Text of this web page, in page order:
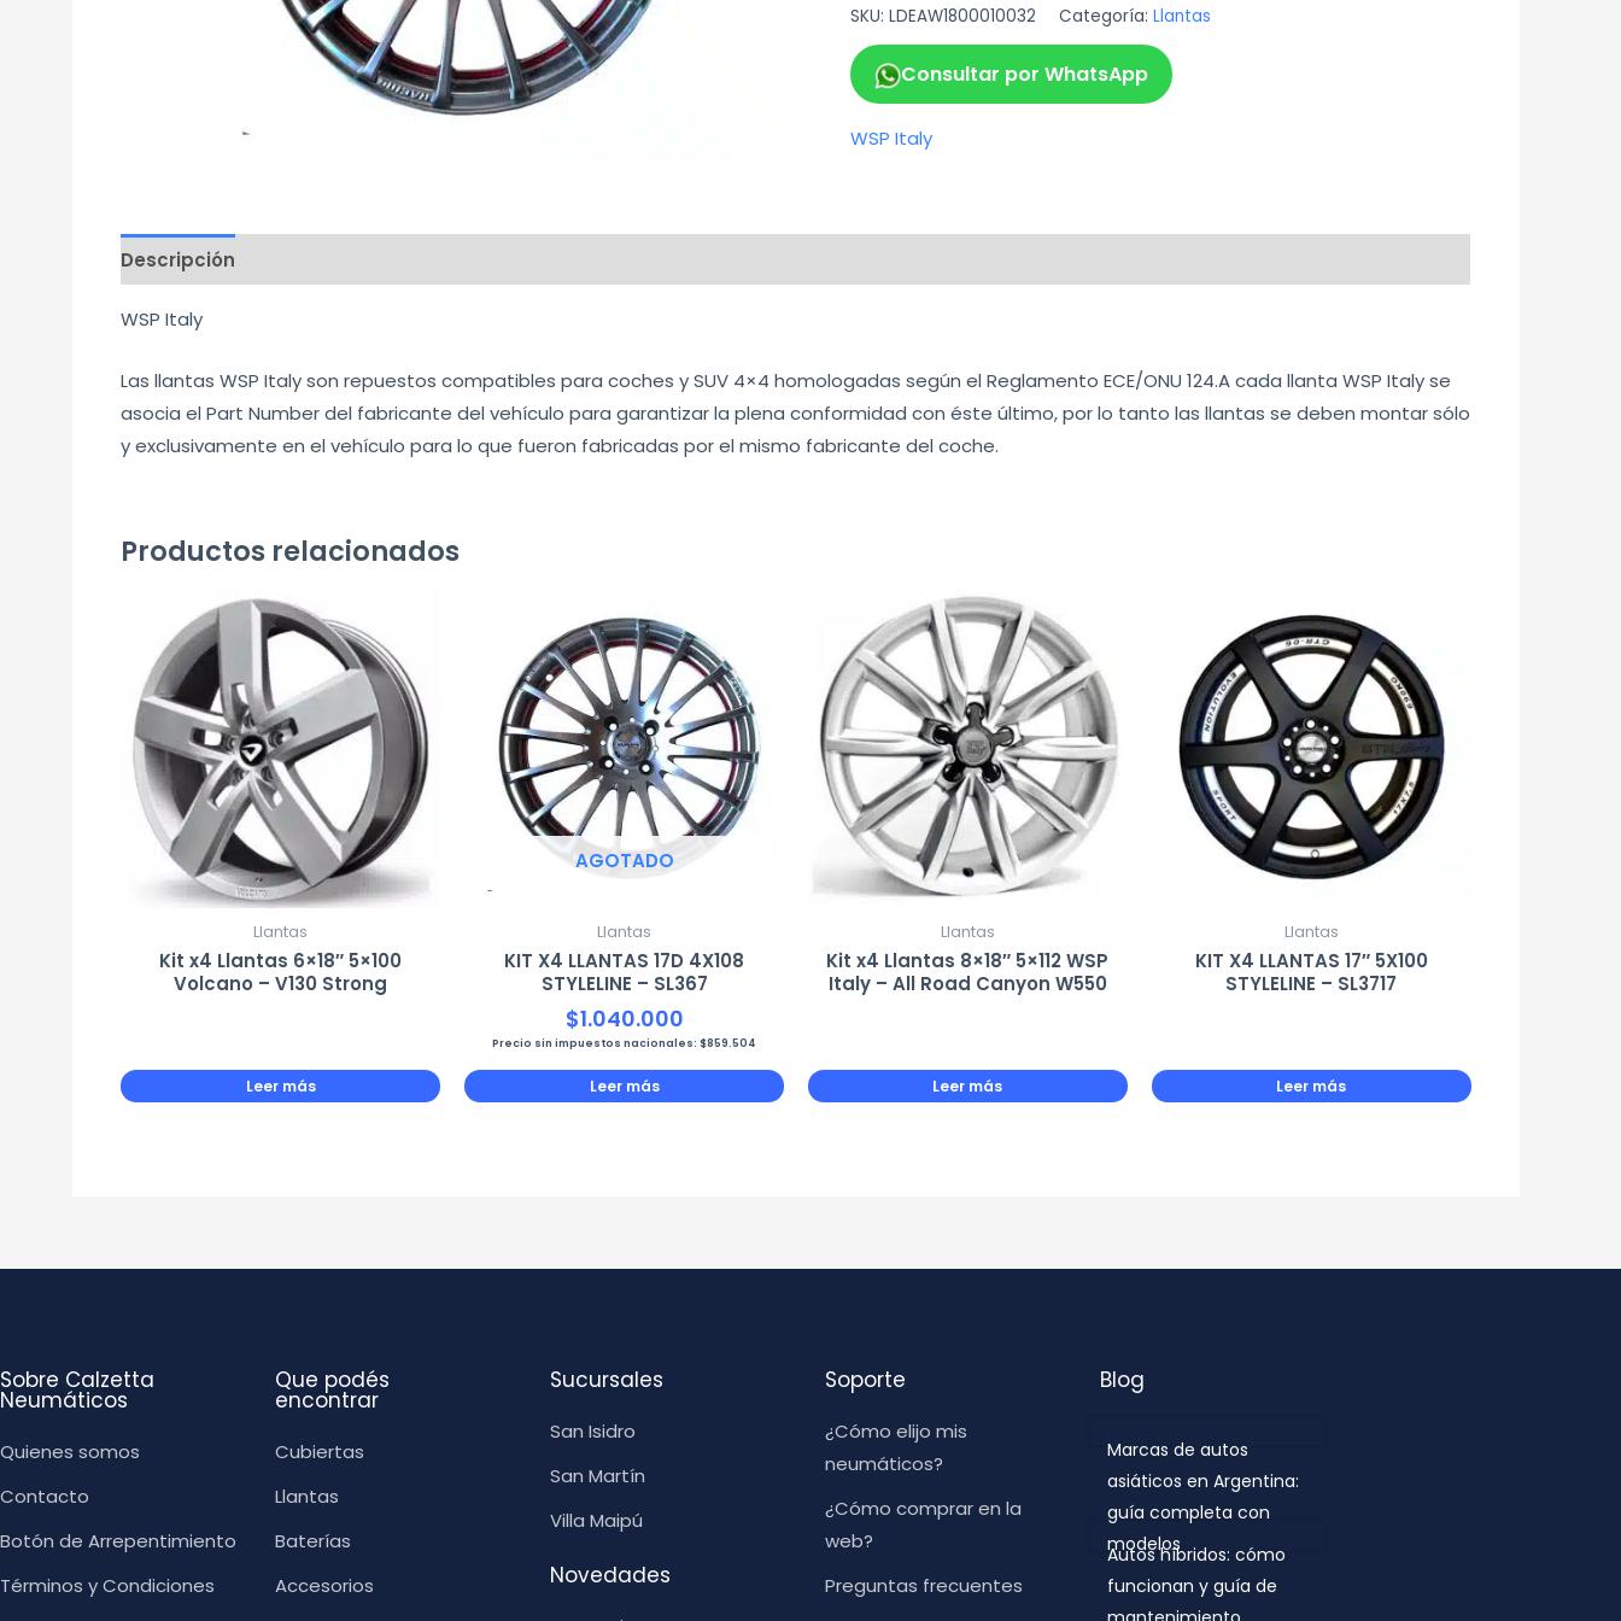
SKU: LDEAW1800010032 Categoría: Llantas
Consultar por WhatsApp
WSP Italy
Descripción
WSP Italy
Las llantas WSP Italy son repuestos compatibles para coches y SUV 4×4 homologadas según el Reglamento ECE/ONU 124.A cada llanta WSP Italy se
asocia el Part Number del fabricante del vehículo para garantizar la plena conformidad con éste último, por lo tanto las llantas se deben montar sólo
y exclusivamente en el vehículo para lo que fueron fabricadas por el mismo fabricante del coche.
Productos relacionados
Llantas
Kit x4 Llantas 6×18″ 5×100
Volcano – V130 Strong
Leer más
AGOTADO
Llantas
KIT X4 LLANTAS 17D 4X108
STYLELINE – SL367
$1.040.000
Precio sin impuestos nacionales: $859.504
Leer más
Llantas
Kit x4 Llantas 8×18″ 5×112 WSP
Italy – All Road Canyon W550
Leer más
Llantas
KIT X4 LLANTAS 17″ 5X100
STYLELINE – SL3717
Leer más
Sobre Calzetta
Neumáticos
Quienes somos
Contacto
Botón de Arrepentimiento
Términos y Condiciones
Que podés
encontrar
Cubiertas
Llantas
Baterías
Accesorios
Sucursales
San Isidro
San Martín
Villa Maipú
Novedades
Soporte
¿Cómo elijo mis
neumáticos?
¿Cómo comprar en la
web?
Preguntas frecuentes
Blog
Marcas de autos
asiáticos en Argentina:
guía completa con
modelos
Autos híbridos: cómo
funcionan y guía de